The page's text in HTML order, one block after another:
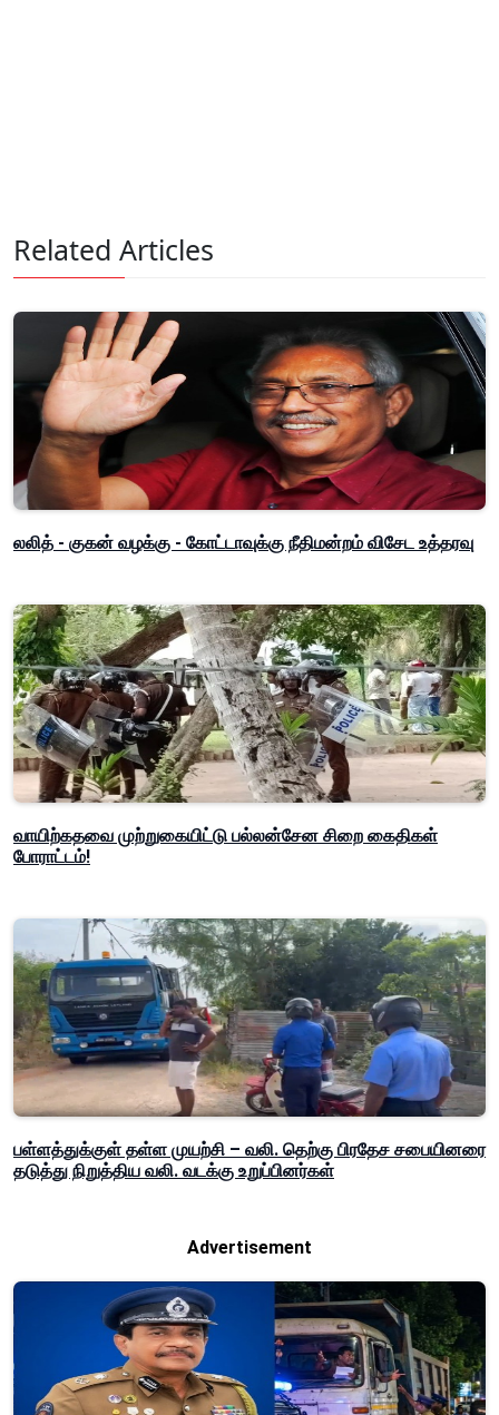
Related Articles
லலித் - குகன் வழக்கு - கோட்டாவுக்கு நீதிமன்றம் விசேட உத்தரவு
வாயிற்கதவை முற்றுகையிட்டு பல்லன்சேன சிறை கைதிகள்
போராட்டம்!
பள்ளத்துக்குள் தள்ள முயற்சி – வலி. தெற்கு பிரதேச சபையினரை
தடுத்து நிறுத்திய வலி. வடக்கு உறுப்பினர்கள்
Advertisement